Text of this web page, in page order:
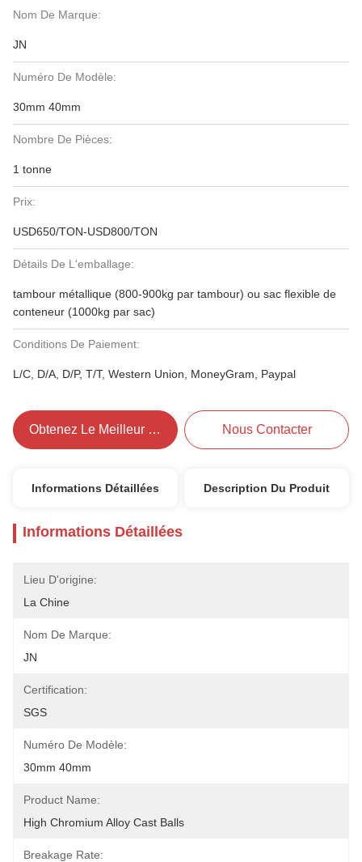
Nom De Marque:
JN
Numéro De Modèle:
30mm 40mm
Nombre De Pièces:
1 tonne
Prix:
USD650/TON-USD800/TON
Détails De L'emballage:
tambour métallique (800-900kg par tambour) ou sac flexible de
conteneur (1000kg par sac)
Conditions De Paiement:
L/C, D/A, D/P, T/T, Western Union, MoneyGram, Paypal
Obtenez Le Meilleur Prix Nous Contacter
Informations Détaillées Description Du Produit
Informations Détaillées
Lieu D'origine:
La Chine
Nom De Marque:
JN
Certification:
SGS
Numéro De Modèle:
30mm 40mm
Product Name:
High Chromium Alloy Cast Balls
Breakage Rate: